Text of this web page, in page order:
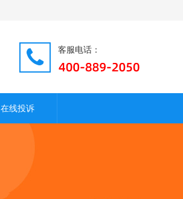
客服电话：
在线投诉